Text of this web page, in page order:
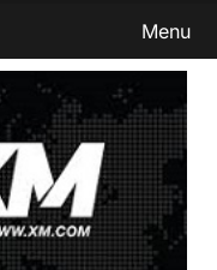
Menu